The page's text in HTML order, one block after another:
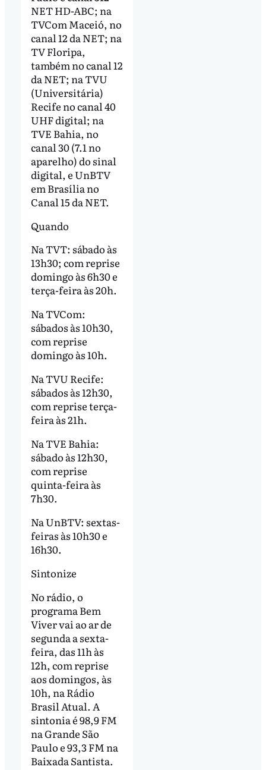
NET HD-ABC; na
TVCom Maceió, no
canal 12 da NET; na
TV Floripa,
também no canal 12
da NET; na TVU
(Universitária)
Recife no canal 40
UHF digital; na
TVE Bahia, no
canal 30 (7.1 no
aparelho) do sinal
digital, e UnBTV
em Brasília no
Canal 15 da NET.
Quando
Na TVT: sábado às
13h30; com reprise
domingo às 6h30 e
terça-feira às 20h.
Na TVCom:
sábados às 10h30,
com reprise
domingo às 10h.
Na TVU Recife:
sábados às 12h30,
com reprise terça-
feira às 21h.
Na TVE Bahia:
sábado às 12h30,
com reprise
quinta-feira às
7h30.
Na UnBTV: sextas-
feiras às 10h30 e
16h30.
Sintonize
No rádio, o
programa Bem
Viver vai ao ar de
segunda a sexta-
feira, das 11h às
12h, com reprise
aos domingos, às
10h, na Rádio
Brasil Atual. A
sintonia é 98,9 FM
na Grande São
Paulo e 93,3 FM na
Baixada Santista.